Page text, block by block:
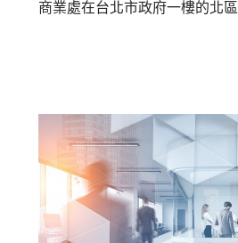
商業處在台北市政府一樓的北區